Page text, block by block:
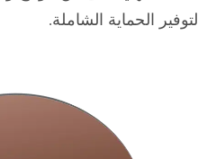
لتوفير الحماية الشاملة.